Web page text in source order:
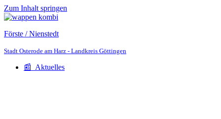
Zum Inhalt springen
Förste / Nienstedt
Stadt Osterode am Harz - Landkreis Göttingen
📰 Aktuelles